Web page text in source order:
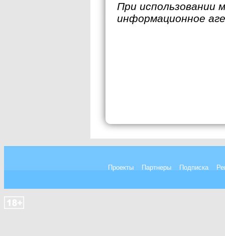
При использовании
информационное
Проекты Партнеры Подписка